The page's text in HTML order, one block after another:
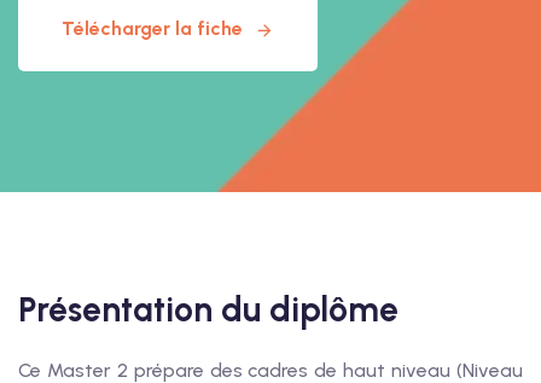
Télécharger la fiche
Présentation du diplôme
Ce Master 2 prépare des cadres de haut niveau (Niveau